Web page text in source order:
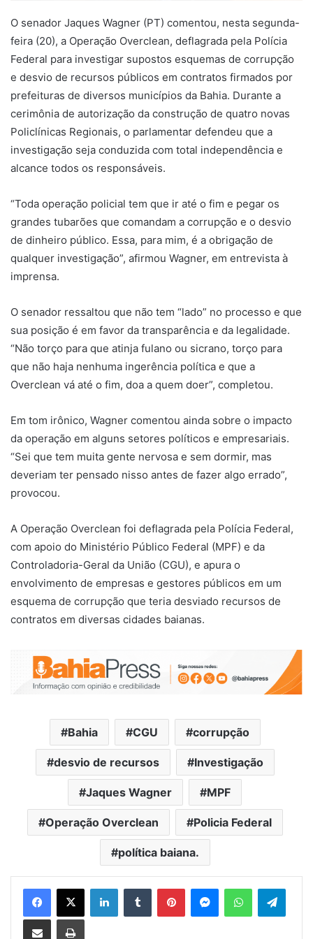
O senador Jaques Wagner (PT) comentou, nesta segunda-
feira (20), a Operação Overclean, deflagrada pela Polícia
Federal para investigar supostos esquemas de corrupção
e desvio de recursos públicos em contratos firmados por
prefeituras de diversos municípios da Bahia. Durante a
cerimônia de autorização da construção de quatro novas
Policlínicas Regionais, o parlamentar defendeu que a
investigação seja conduzida com total independência e
alcance todos os responsáveis.
“Toda operação policial tem que ir até o fim e pegar os
grandes tubarões que comandam a corrupção e o desvio
de dinheiro público. Essa, para mim, é a obrigação de
qualquer investigação”, afirmou Wagner, em entrevista à
imprensa.
O senador ressaltou que não tem “lado” no processo e que
sua posição é em favor da transparência e da legalidade.
“Não torço para que atinja fulano ou sicrano, torço para
que não haja nenhuma ingerência política e que a
Overclean vá até o fim, doa a quem doer”, completou.
Em tom irônico, Wagner comentou ainda sobre o impacto
da operação em alguns setores políticos e empresariais.
“Sei que tem muita gente nervosa e sem dormir, mas
deveriam ter pensado nisso antes de fazer algo errado”,
provocou.
A Operação Overclean foi deflagrada pela Polícia Federal,
com apoio do Ministério Público Federal (MPF) e da
Controladoria-Geral da União (CGU), e apura o
envolvimento de empresas e gestores públicos em um
esquema de corrupção que teria desviado recursos de
contratos em diversas cidades baianas.
Bahia CGU corrupção
desvio de recursos Investigação
Jaques Wagner MPF
Operação Overclean Policia Federal
política baiana.